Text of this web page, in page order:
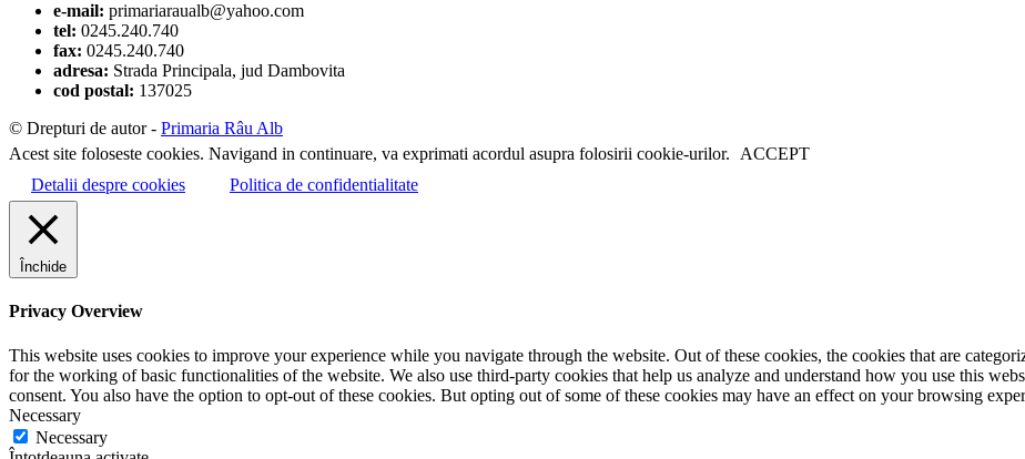
e-mail: primariaraualb@yahoo.com
tel: 0245.240.740
fax: 0245.240.740
adresa: Strada Principala, jud Dambovita
cod postal: 137025
© Drepturi de autor - Primaria Râu Alb
Acest site foloseste cookies. Navigand in continuare, va exprimati acordul asupra folosirii cookie-urilor.
ACCEPT
Detalii despre cookies
Politica de confidentialitate
Închide
Privacy Overview
This website uses cookies to improve your experience while you navigate through the website. Out of these cookies, the cookies that are
for the working of basic functionalities of the website. We also use third-party cookies that help us analyze and understand how you use this
consent. You also have the option to opt-out of these cookies. But opting out of some of these cookies may have an effect on your browsing
Necessary
Necessary